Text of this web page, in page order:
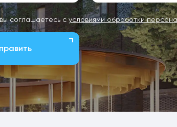
соглашаетесь с условиями обработки